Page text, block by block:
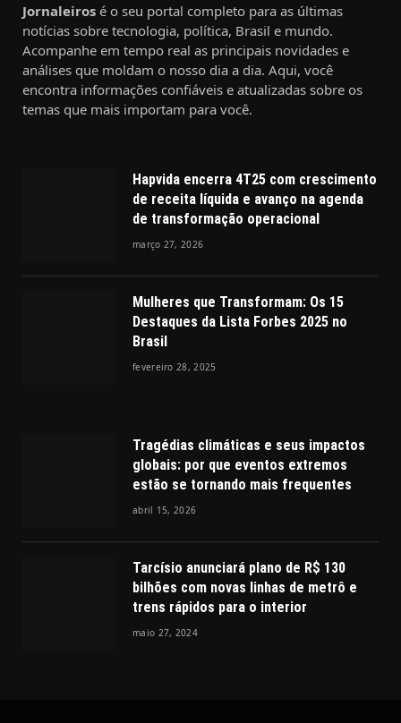
Jornaleiros é o seu portal completo para as últimas
notícias sobre tecnologia, política, Brasil e mundo.
Acompanhe em tempo real as principais novidades e
análises que moldam o nosso dia a dia. Aqui, você
encontra informações confiáveis e atualizadas sobre os
temas que mais importam para você.
Hapvida encerra 4T25 com crescimento
de receita líquida e avanço na agenda
de transformação operacional
março 27, 2026
Mulheres que Transformam: Os 15
Destaques da Lista Forbes 2025 no
Brasil
fevereiro 28, 2025
Tragédias climáticas e seus impactos
globais: por que eventos extremos
estão se tornando mais frequentes
abril 15, 2026
Tarcísio anunciará plano de R$ 130
bilhões com novas linhas de metrô e
trens rápidos para o interior
maio 27, 2024